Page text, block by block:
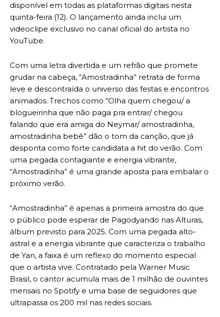
disponível em todas as plataformas digitais nesta
quinta-feira (12). O lançamento ainda inclui um
videoclipe exclusivo no canal oficial do artista no
YouTube.
Com uma letra divertida e um refrão que promete
grudar na cabeça, “Amostradinha” retrata de forma
leve e descontraída o universo das festas e encontros
animados. Trechos como “Olha quem chegou/ a
blogueirinha que não paga pra entrar/ chegou
falando que era amiga do Neymar/ amostradinha,
amostradinha bebê” dão o tom da canção, que já
desponta como forte candidata a hit do verão. Com
uma pegada contagiante e energia vibrante,
“Amostradinha” é uma grande aposta para embalar o
próximo verão.
“Amostradinha” é apenas a primeira amostra do que
o público pode esperar de Pagodyando nas Alturas,
álbum previsto para 2025. Com uma pegada alto-
astral e a energia vibrante que caracteriza o trabalho
de Yan, a faixa é um reflexo do momento especial
que o artista vive. Contratado pela Warner Music
Brasil, o cantor acumula mais de 1 milhão de ouvintes
mensais no Spotify e uma base de seguidores que
ultrapassa os 200 mil nas redes sociais.